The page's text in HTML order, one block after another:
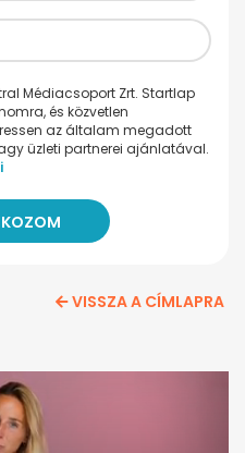
Médiacsoport Zrt. Startlap
és közvetlen
az általam megadott
üzleti partnerei ajánlatával.
VISSZA A CÍMLAPRA